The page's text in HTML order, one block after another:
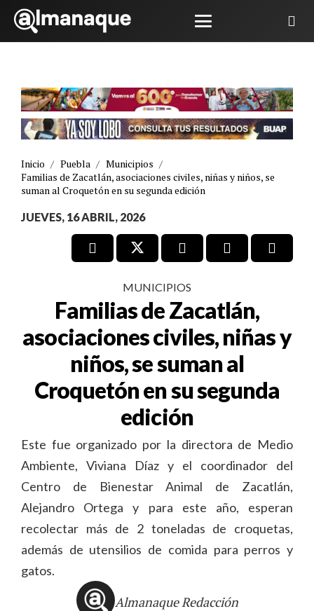
Inicio / Puebla / Municipios /
Familias de Zacatlán, asociaciones civiles, niñas y niños, se
suman al Croquetón en su segunda edición
JUEVES, 16 ABRIL, 2026
MUNICIPIOS
Familias de Zacatlán,
asociaciones civiles, niñas y
niños, se suman al
Croquetón en su segunda
edición
Este fue organizado por la directora de Medio
Ambiente, Viviana Díaz y el coordinador del
Centro de Bienestar Animal de Zacatlán,
Alejandro Ortega y para este año, esperan
recolectar más de 2 toneladas de croquetas,
además de utensilios de comida para perros y
gatos.
Almanaque Redacción